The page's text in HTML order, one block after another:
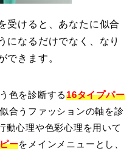
受けると、あなたに似合
になるだけでなく
、なり
できます。
色を診断する16タイプパー
似合うファッションの軸を診
動心理や色彩心理を用いて
ーをメインメニューとし、